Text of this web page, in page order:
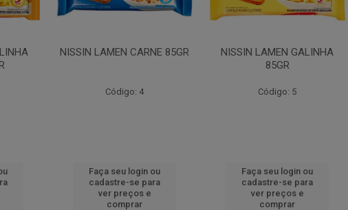
NISSIN LAMEN CARNE 85GR
Código: 4
Faça seu login ou
cadastre-se para
ver preços e
comprar
NISSIN LAMEN GALINHA
85GR
Código: 5
Faça seu login ou
cadastre-se para
ver preços e
comprar